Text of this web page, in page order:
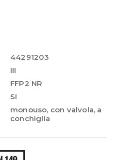
44291203
III
FFP2 NR
SI
monouso, con valvola, a
conchiglia